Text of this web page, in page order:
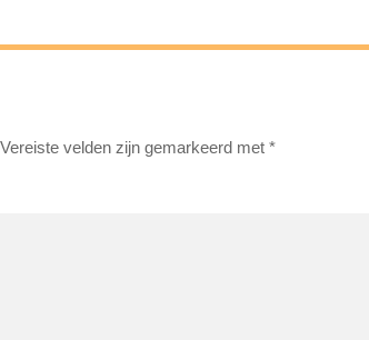
Vereiste velden zijn gemarkeerd met*